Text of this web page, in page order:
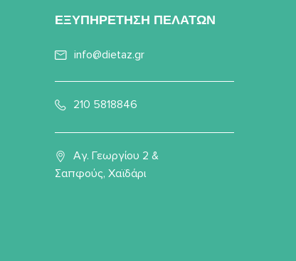
ΕΞΥΠΗΡΕΤΗΣΗ ΠΕΛΑΤΩΝ
info@dietaz.gr
210 5818846
Αγ. Γεωργίου 2 &
Σαπφούς, Χαϊδάρι